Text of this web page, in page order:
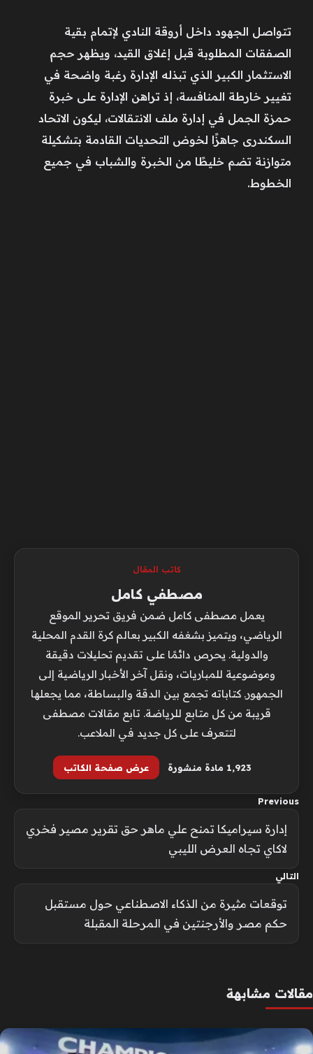
تتواصل الجهود داخل أروقة النادي لإتمام بقية
الصفقات المطلوبة قبل إغلاق القيد، ويظهر حجم
الاستثمار الكبير الذي تبذله الإدارة رغبة واضحة في
تغيير خارطة المنافسة، إذ تراهن الإدارة على خبرة
حمزة الجمل في إدارة ملف الانتقالات، ليكون الاتحاد
السكندرى جاهزًا لخوض التحديات القادمة بتشكيلة
متوازنة تضم خليطًا من الخبرة والشباب في جميع
الخطوط.
كاتب المقال
مصطفي كامل
يعمل مصطفى كامل ضمن فريق تحرير الموقع
الرياضي، ويتميز بشغفه الكبير بعالم كرة القدم المحلية
والدولية. يحرص دائمًا على تقديم تحليلات دقيقة
وموضوعية للمباريات، ونقل آخر الأخبار الرياضية إلى
الجمهور. كتاباته تجمع بين الدقة والبساطة، مما يجعلها
قريبة من كل متابع للرياضة. تابع مقالات مصطفى
لتتعرف على كل جديد في الملاعب.
1٬923 مادة منشورة عرض صفحة الكاتب
Previous
إدارة سيراميكا تمنح علي ماهر حق تقرير مصير فخري
لاكاي تجاه العرض الليبي
التالي
توقعات مثيرة من الذكاء الاصطناعي حول مستقبل
حكم مصر والأرجنتين في المرحلة المقبلة
مقالات مشابهة